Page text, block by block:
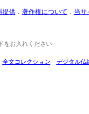
提供． 著作権について ． 当サ
全文コレクション デジタル仏